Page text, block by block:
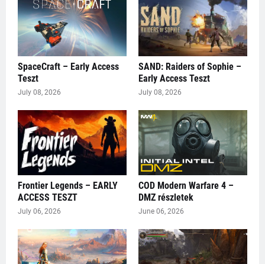
SpaceCraft – Early Access
Teszt
July 08, 2026
SAND: Raiders of Sophie –
Early Access Teszt
July 08, 2026
Frontier Legends – EARLY
ACCESS TESZT
July 06, 2026
COD Modern Warfare 4 –
DMZ részletek
June 06, 2026